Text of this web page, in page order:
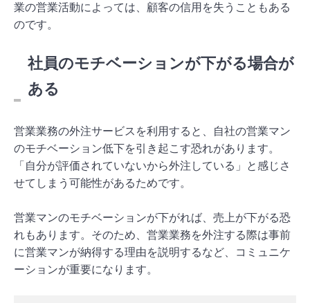
業の営業活動によっては、顧客の信用を失うこともある
のです。
社員のモチベーションが下がる場合が
ある
営業業務の外注サービスを利用すると、自社の営業マン
のモチベーション低下を引き起こす恐れがあります。
「自分が評価されていないから外注している」と感じさ
せてしまう可能性があるためです。
営業マンのモチベーションが下がれば、売上が下がる恐
れもあります。そのため、営業業務を外注する際は事前
に営業マンが納得する理由を説明するなど、コミュニケ
ーションが重要になります。